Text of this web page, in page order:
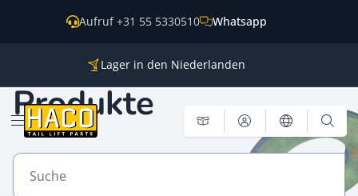
Lager in den Niederlanden
Weltweite Versendung
Aufruf +31 55 5330510 Whatsapp
Menü öffnen
Produkte
Suche